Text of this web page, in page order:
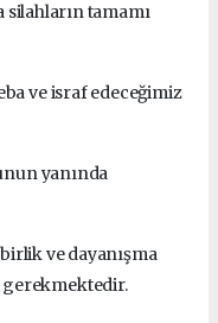
silahların tamamı
ve israf edeceğimiz
yanında
ve dayanışma